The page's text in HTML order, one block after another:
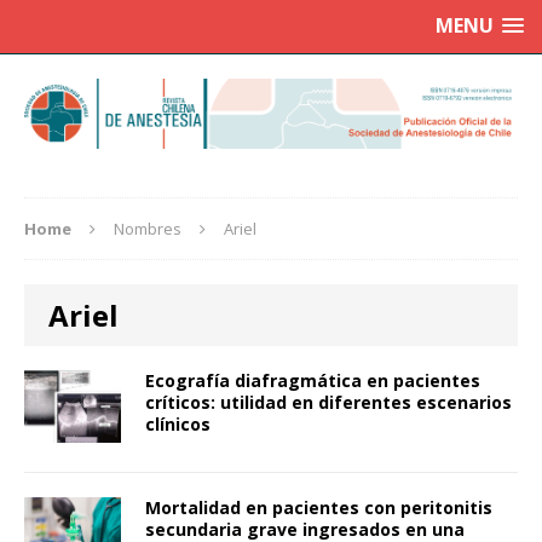
MENU
Home Nombres Ariel
Ariel
Ecografía diafragmática en pacientes
críticos: utilidad en diferentes escenarios
clínicos
Mortalidad en pacientes con peritonitis
secundaria grave ingresados en una